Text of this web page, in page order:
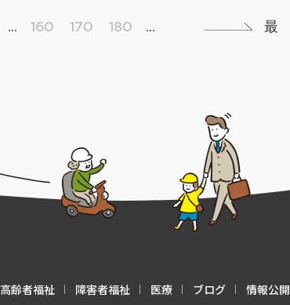
... 160 170 180 ... »
最
高齢者福祉 障害者福祉 医療 ブログ 情報公開